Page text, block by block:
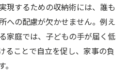
現するための収納術には、誰も
への配慮が欠かせません。例え
家庭では、子どもの手が届く低
ることで自立を促し、家事の負